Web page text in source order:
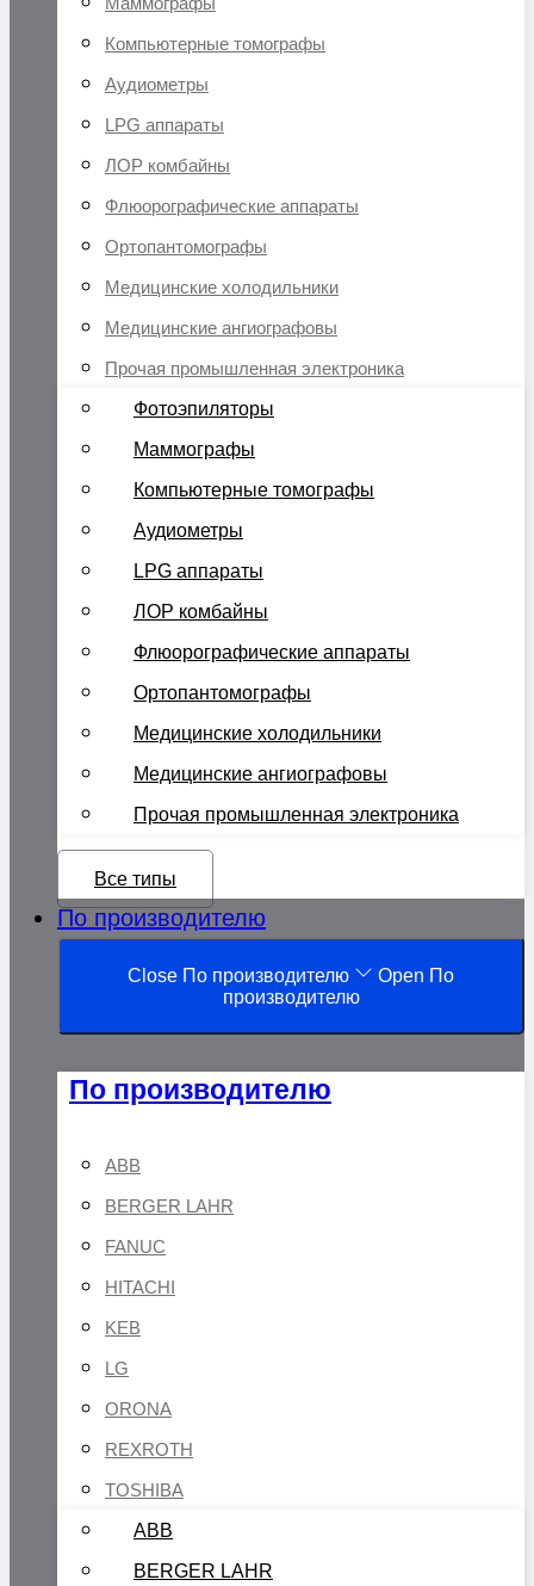
Компьютерные томографы
Аудиометры
LPG аппараты
ЛОР комбайны
Флюорографические аппараты
Ортопантомографы
Медицинские холодильники
Медицинские ангиографовы
Прочая промышленная электроника
Фотоэпиляторы
Маммографы
Компьютерные томографы
Аудиометры
LPG аппараты
ЛОР комбайны
Флюорографические аппараты
Ортопантомографы
Медицинские холодильники
Медицинские ангиографовы
Прочая промышленная электроника
Все типы
По производителю
Close По производителю
Open По
производителю
По производителю
ABB
BERGER LAHR
FANUC
HITACHI
KEB
LG
ORONA
REXROTH
TOSHIBA
ABB
BERGER LAHR